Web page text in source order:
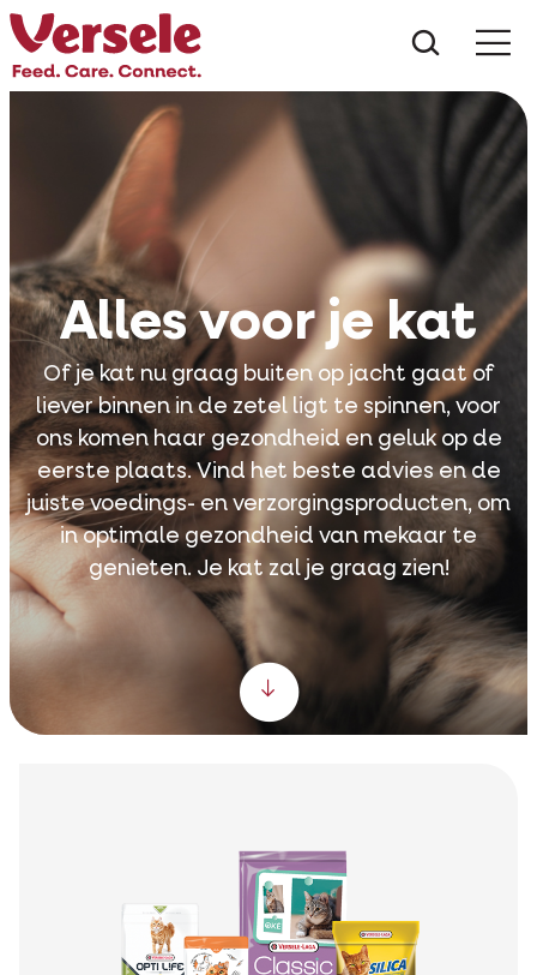
Alles voor je kat
Of je kat nu graag buiten op jacht gaat of
liever binnen in de zetel ligt te spinnen, voor
ons komen haar gezondheid en geluk op de
eerste plaats. Vind het beste advies en de
juiste voedings- en verzorgingsproducten, om
in optimale gezondheid van mekaar te
genieten. Je kat zal je graag zien!
Scroll down